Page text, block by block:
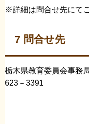
※詳細は問合せ先にて
7 問合せ先
栃木県教育委員会事務
623－3391